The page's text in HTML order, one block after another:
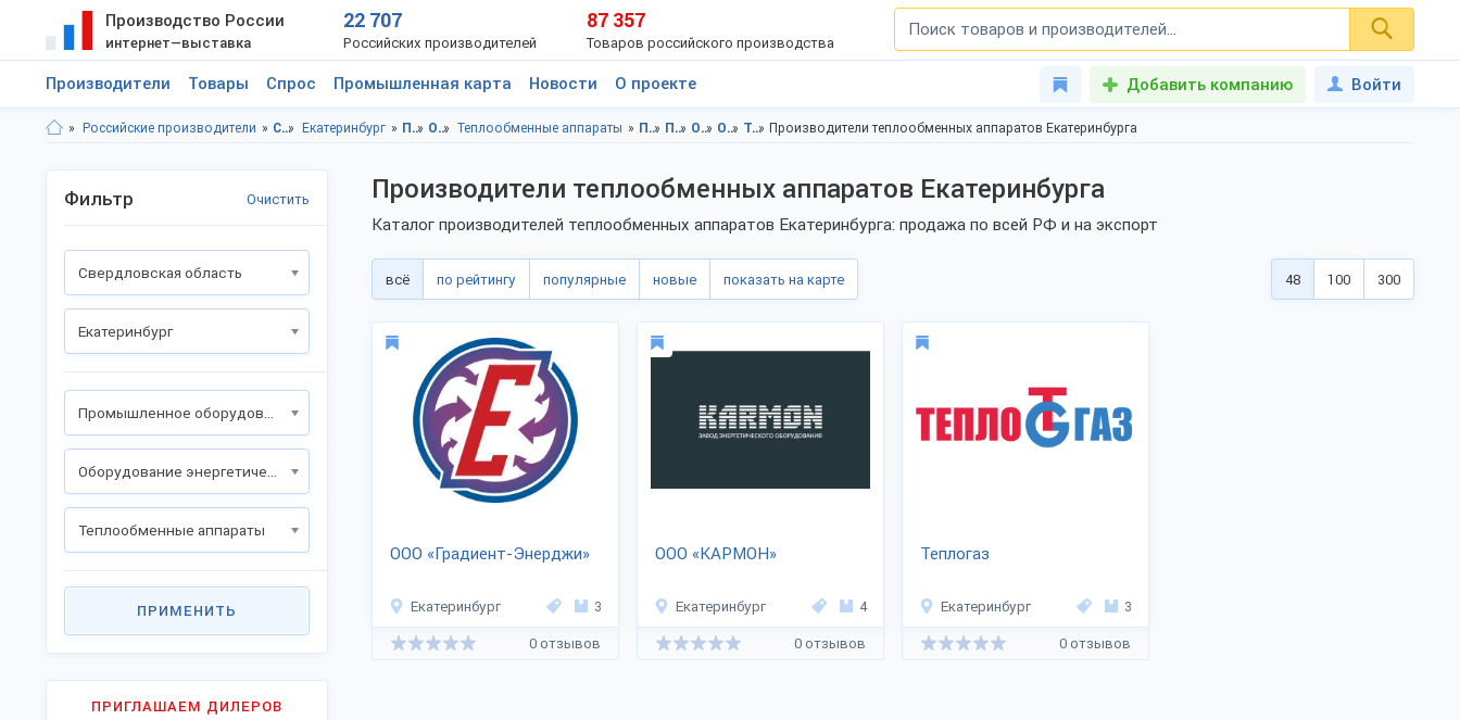
Производство России
интернет—выставка
22 707
Российских производителей
87 357
Товаров российского производства
Производители Товары Спрос Промышленная карта Новости О проекте Добавить компанию Войти
Российские производители Свердловская область Екатеринбург Промышленное оборудование Оборудование энергетической промышленности Теплообменные аппараты Промышленное оборудование, Свердловская область Промышленное оборудование, Екатеринбург Оборудование энергетической промышленности, Свердловская область Оборудование энергетической промышленности, Екатеринбург Теплообменные аппараты, Свердловская область Производители теплообменных аппаратов Екатеринбурга
Производители теплообменных аппаратов Екатеринбурга
Каталог производителей теплообменных аппаратов Екатеринбурга: продажа по всей РФ и на экспорт
всё по рейтингу популярные новые показать на карте 48 100 300
ООО «Градиент-Энерджи»
Екатеринбург 3
0 отзывов
ООО «КАРМОН»
Екатеринбург 4
0 отзывов
Теплогаз
Екатеринбург 3
0 отзывов
Фильтр Очистить
Свердловская область
Екатеринбург
Теплообменные аппараты
ПРИМЕНИТЬ
ПРИГЛАШАЕМ ДИЛЕРОВ